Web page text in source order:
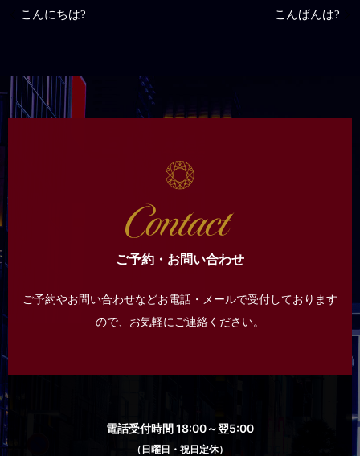
こんにちは? こんばんは?
ご予約・お問い合わせ
ご予約やお問い合わせなどお電話・メールで受付しております
ので、 お気軽にご連絡ください。
電話受付時間 18:00～翌5:00
（日曜日・祝日定休）